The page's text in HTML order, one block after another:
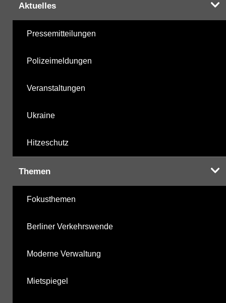
Aktuelles
Pressemitteilungen
Polizeimeldungen
Veranstaltungen
Ukraine
Hitzeschutz
Themen
Fokusthemen
Berliner Verkehrswende
Moderne Verwaltung
Mietspiegel